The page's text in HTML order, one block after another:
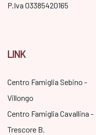
P.Iva 03385420165
LINK
Centro Famiglia Sebino -
Villongo
Centro Famiglia Cavallina -
Trescore B.